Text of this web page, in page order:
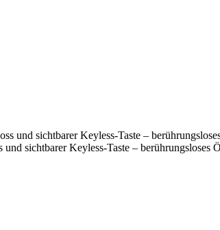
sichtbarer Keyless-Taste – berührungsloses